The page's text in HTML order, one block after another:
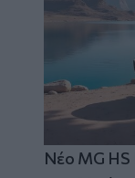
Νέο MG HS